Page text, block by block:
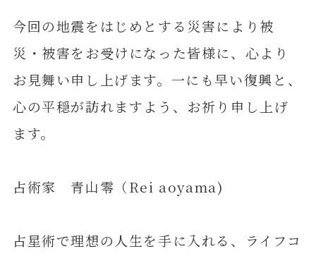
今回の地震をはじめとする災害により被
災・被害をお受けになった皆様に、心より
お見舞い申し上げます。一にも早い復興と、
心の平穏が訪れますよう、お祈り申し上げ
ます。
占術家 青山零（Rei aoyama)
占星術で理想の人生を手に入れる、ライフコ